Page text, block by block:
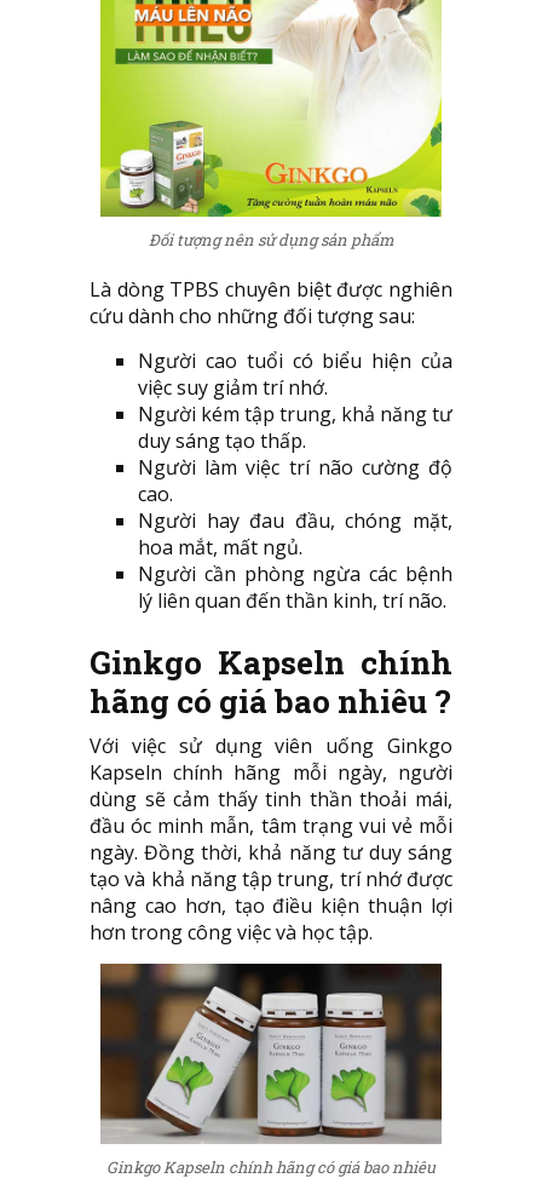
Đối tượng nên sử dụng sản phẩm
Là dòng TPBS chuyên biệt được nghiên
cứu dành cho những đối tượng sau:
Người cao tuổi có biểu hiện của
việc suy giảm trí nhớ.
Người kém tập trung, khả năng tư
duy sáng tạo thấp.
Người làm việc trí não cường độ
cao.
Người hay đau đầu, chóng mặt,
hoa mắt, mất ngủ.
Người cần phòng ngừa các bệnh
lý liên quan đến thần kinh, trí não.
Ginkgo Kapseln chính
hãng có giá bao nhiêu ?
Với việc sử dụng viên uống Ginkgo
Kapseln chính hãng mỗi ngày, người
dùng sẽ cảm thấy tinh thần thoải mái,
đầu óc minh mẫn, tâm trạng vui vẻ mỗi
ngày. Đồng thời, khả năng tư duy sáng
tạo và khả năng tập trung, trí nhớ được
nâng cao hơn, tạo điều kiện thuận lợi
hơn trong công việc và học tập.
Ginkgo Kapseln chính hãng có giá bao nhiêu